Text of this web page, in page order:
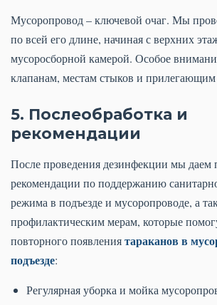
Мусоропровод – ключевой очаг. Мы
по всей его длине, начиная с верхних
мусоросборной камерой. Особое
клапанам, местам стыков и прилегающим
5. Послеобработка и
рекомендации
После проведения дезинфекции мы даем
рекомендации по поддержанию
режима в подъезде и мусоропроводе, а
профилактическим мерам, которые
повторного появлениятараканов в
подъезде:
Регулярная уборка и мойка